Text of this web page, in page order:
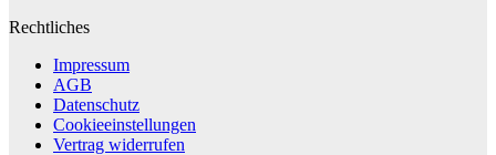
Rechtliches
Impressum
AGB
Datenschutz
Cookieeinstellungen
Vertrag widerrufen